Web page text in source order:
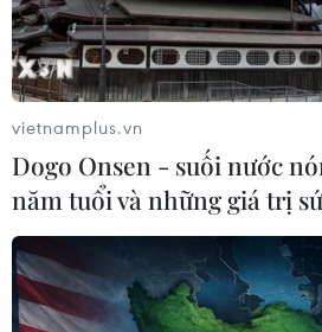
Hồng dự Lễ truy điệu, an táng
cốt liệt sỹ hy sinh năm 1951
10/08/2026 05:05
Chuyển từ "bồi thường tài sản"
"tái thiết cuộc sống" cho người
10/08/2026 04:37
Mức học phí tại trường chất
vietnamplus.vn
Dogo Onsen - suối nước
năm tuổi và những giá trị